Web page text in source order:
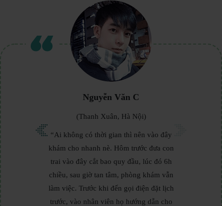
Nguyễn Văn C
(Thanh Xuân, Hà Nội)
“Ai không có thời gian thì nên vào đây
khám cho nhanh nè. Hôm trước đưa con
trai vào đây cắt bao quy đầu, lúc đó 6h
chiều, sau giờ tan tâm, phòng khám vẫn
làm việc. Trước khi đến gọi điện đặt lịch
trước, vào nhân viên họ hướng dẫn cho